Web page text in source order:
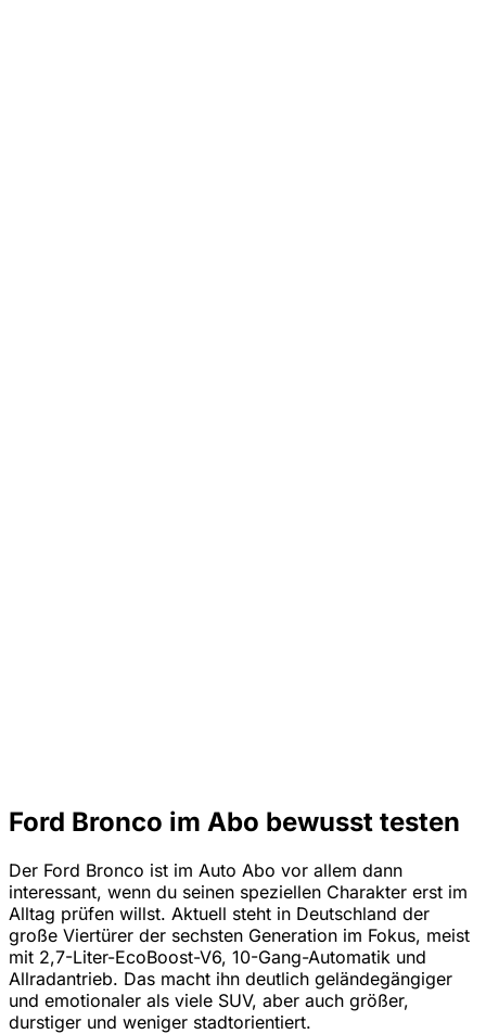
Ford Bronco im Abo bewusst testen
Der Ford Bronco ist im Auto Abo vor allem dann
interessant, wenn du seinen speziellen Charakter erst im
Alltag prüfen willst. Aktuell steht in Deutschland der
große Viertürer der sechsten Generation im Fokus, meist
mit 2,7-Liter-EcoBoost-V6, 10-Gang-Automatik und
Allradantrieb. Das macht ihn deutlich geländegängiger
und emotionaler als viele SUV, aber auch größer,
durstiger und weniger stadtorientiert.